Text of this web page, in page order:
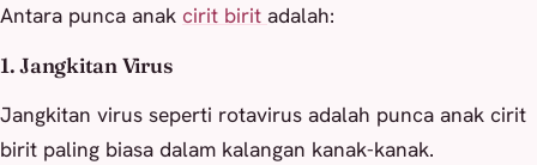
Antara punca anak cirit birit adalah:
1. Jangkitan Virus
Jangkitan virus seperti rotavirus adalah punca anak cirit
birit paling biasa dalam kalangan kanak-kanak.